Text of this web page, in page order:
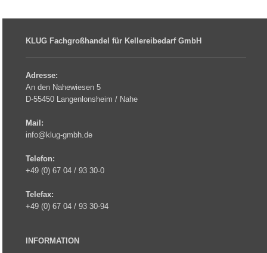
KLUG Fachgroßhandel für Kellereibedarf GmbH
Adresse:
An den Nahewiesen 5
D-55450 Langenlonsheim / Nahe
Mail:
info@klug-gmbh.de
Telefon:
+49 (0) 67 04 / 93 30-0
Telefax:
+49 (0) 67 04 / 93 30-94
INFORMATION